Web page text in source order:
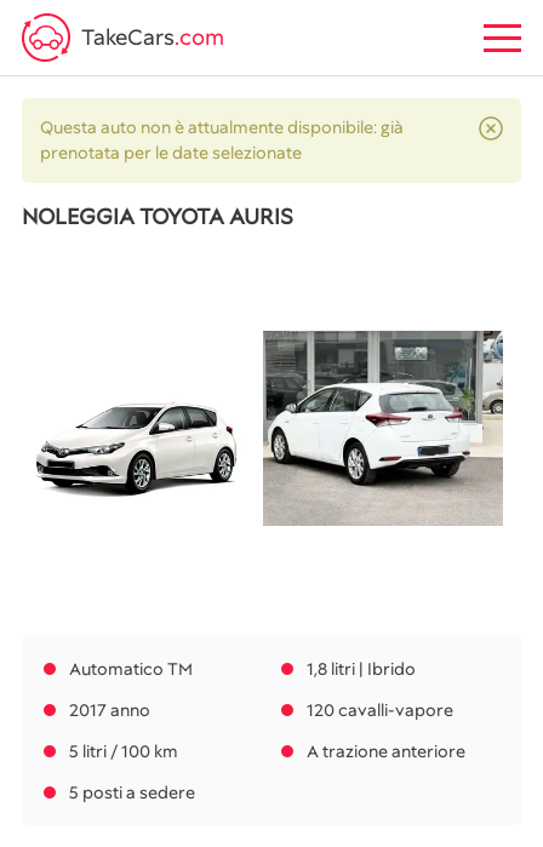
TakeCars.com
Questa auto non è attualmente disponibile: già
prenotata per le date selezionate
NOLEGGIA TOYOTA AURIS
Automatico TM
1,8 litri | Ibrido
2017 anno
120 cavalli-vapore
5 litri / 100 km
A trazione anteriore
5 posti a sedere